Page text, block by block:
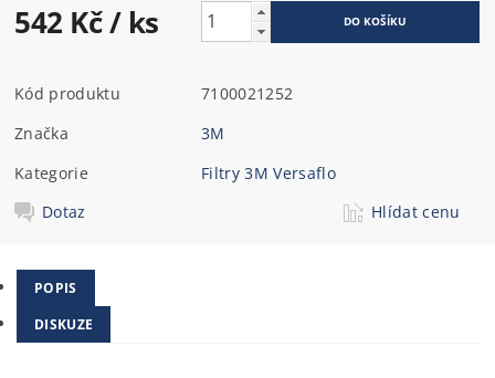
542 Kč/ ks
Kód produktu
7100021252
Značka
3M
Kategorie
Filtry 3M Versaflo
Dotaz
Hlídat cenu
POPIS
DISKUZE